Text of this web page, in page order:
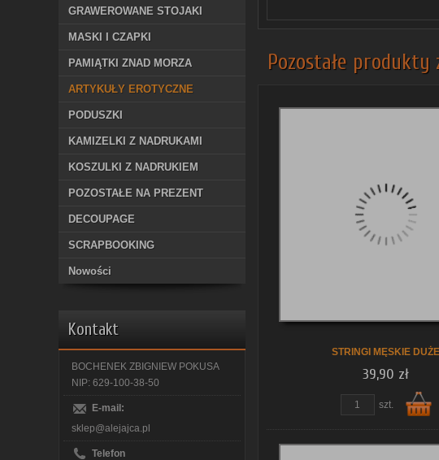
GRAWEROWANE STOJAKI
MASKI I CZAPKI
PAMIĄTKI ZNAD MORZA
ARTYKUŁY EROTYCZNE
PODUSZKI
KAMIZELKI Z NADRUKAMI
KOSZULKI Z NADRUKIEM
POZOSTAŁE NA PREZENT
DECOUPAGE
SCRAPBOOKING
Nowości
Kontakt
BOCHENEK ZBIGNIEW POKUSA
NIP: 629-100-38-50
E-mail:
sklep@alejajca.pl
Telefon
Pozostałe
STRINGI MĘSKIE DUŻE
39,90 zł
szt.